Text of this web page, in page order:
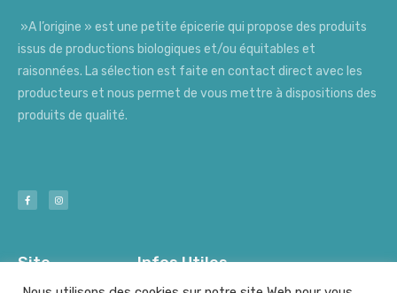
»A l’origine » est une petite épicerie qui propose des produits
issus de productions biologiques et/ou équitables et
raisonnées. La sélection est faite en contact direct avec les
producteurs et nous permet de vous mettre à dispositions des
produits de qualité.
Site Infos Utiles